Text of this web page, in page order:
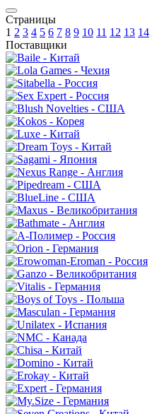
Страницы
1 2 3 4 5 6 7 8 9 10 11 12 13 14
Поставщики